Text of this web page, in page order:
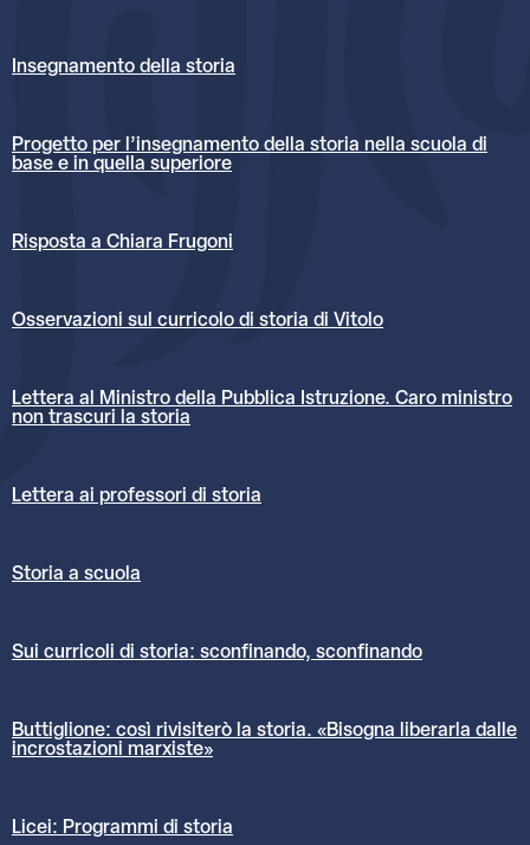
Insegnamento della storia
Progetto per l’insegnamento della storia nella scuola di
base e in quella superiore
Risposta a Chiara Frugoni
Osservazioni sul curricolo di storia di Vitolo
Lettera al Ministro della Pubblica Istruzione. Caro ministro
non trascuri la storia
Lettera ai professori di storia
Storia a scuola
Sui curricoli di storia: sconfinando, sconfinando
Buttiglione: così rivisiterò la storia. «Bisogna liberarla dalle
incrostazioni marxiste»
Licei: Programmi di storia